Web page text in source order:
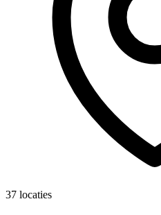
37 locaties